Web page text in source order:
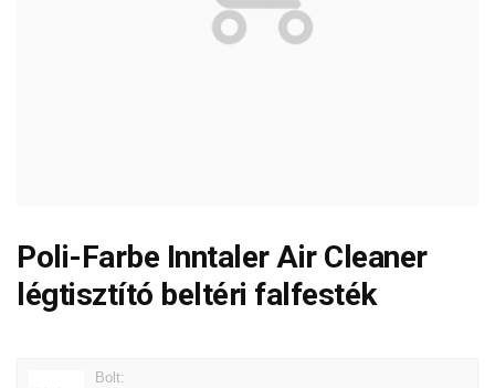
Poli-Farbe Inntaler Air Cleaner
légtisztító beltéri falfesték
Bolt: